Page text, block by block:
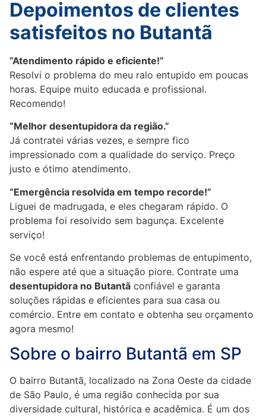
Depoimentos de clientes
satisfeitos no Butantã
“Atendimento rápido e eficiente!”
Resolvi o problema do meu ralo entupido em poucas
horas. Equipe muito educada e profissional.
Recomendo!
“Melhor desentupidora da região.”
Já contratei várias vezes, e sempre fico
impressionado com a qualidade do serviço. Preço
justo e ótimo atendimento.
“Emergência resolvida em tempo recorde!”
Liguei de madrugada, e eles chegaram rápido. O
problema foi resolvido sem bagunça. Excelente
serviço!
Se você está enfrentando problemas de entupimento,
não espere até que a situação piore. Contrate uma
desentupidora no Butantã confiável e garanta
soluções rápidas e eficientes para sua casa ou
comércio. Entre em contato e obtenha seu orçamento
agora mesmo!
Sobre o bairro Butantã em SP
O bairro Butantã, localizado na Zona Oeste da cidade
de São Paulo, é uma região conhecida por sua
diversidade cultural, histórica e acadêmica. É um dos